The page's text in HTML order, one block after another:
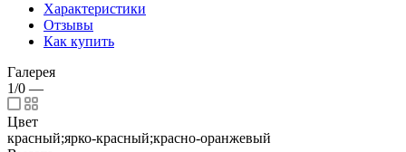
Характеристики
Отзывы
Как купить
Галерея
1/0 —
Цвет
красный;ярко-красный;красно-оранжевый